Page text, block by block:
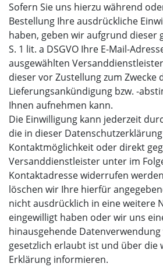
Sofern Sie uns hierzu während
Bestellung Ihre ausdrückliche
haben, geben wir aufgrund dieser
S. 1 lit. a DSGVO Ihre E-Mail-
ausgewählten
dieser vor Zustellung zum Zwecke
Lieferungsankündigung bzw. -
Ihnen aufnehmen kann.
Die Einwilligung kann jederzeit
die in dieser
Kontaktmöglichkeit oder direkt
Versanddienstleister unter im
Kontaktadresse widerrufen
löschen wir Ihre hierfür
nicht ausdrücklich in eine weitere
eingewilligt haben oder wir uns
hinausgehende
gesetzlich erlaubt ist und über die
Erklärung informieren.